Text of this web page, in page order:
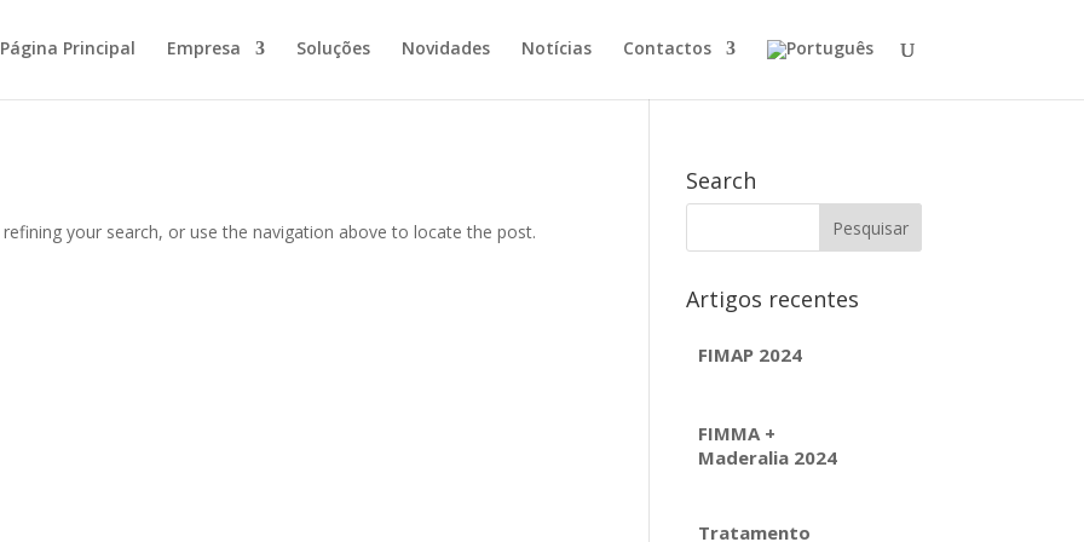
Página Principal Empresa Soluções Novidades Notícias Contactos
your search, or use the navigation above to locate the post.
Search
Artigos recentes
FIMAP 2024
FIMMA +
Maderalia 2024
Tratamento